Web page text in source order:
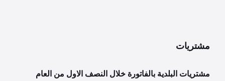
مشتريات
مشتريات البلدية بالفاتورة خلال النصف الاول من العام